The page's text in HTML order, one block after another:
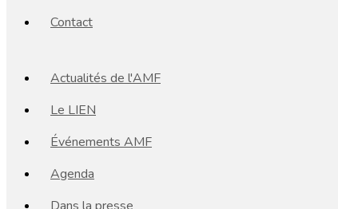
Contact
Actualités de l'AMF
Le LIEN
Événements AMF
Agenda